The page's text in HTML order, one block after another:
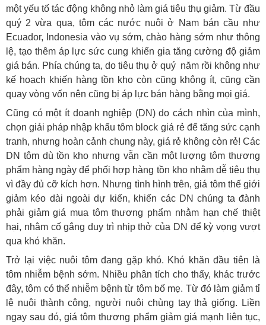
một yếu tố tác động không nhỏ làm giá tiêu thụ giảm. Từ đầu
quý 2 vừa qua, tôm các nước nuôi ở Nam bán cầu như
Ecuador, Indonesia vào vụ sớm, chào hàng sớm như thông
lệ, tạo thêm áp lực sức cung khiến gia tăng cường độ giảm
giá bán. Phía chúng ta, do tiêu thụ ở quý năm rồi không như
kế hoạch khiến hàng tồn kho còn cũng không ít, cũng cần
quay vòng vốn nên cũng bị áp lực bán hàng bằng mọi giá.
Cũng có một ít doanh nghiệp (DN) do cách nhìn của mình,
chọn giải pháp nhập khẩu tôm block giá rẻ để tăng sức cạnh
tranh, nhưng hoàn cảnh chung này, giá rẻ không còn rẻ! Các
DN tôm dù tồn kho nhưng vẫn cần một lượng tôm thương
phẩm hàng ngày để phối hợp hàng tồn kho nhằm dễ tiêu thụ
vì đầy đủ cỡ kích hơn. Nhưng tình hình trên, giá tôm thế giới
giảm kéo dài ngoài dự kiến, khiến các DN chúng ta đành
phải giảm giá mua tôm thương phẩm nhằm hạn chế thiệt
hại, nhằm cố gắng duy trì nhịp thở của DN để kỳ vọng vượt
qua khó khăn.
Trở lại việc nuôi tôm đang gặp khó. Khó khăn đầu tiên là
tôm nhiễm bệnh sớm. Nhiều phân tích cho thấy, khác trước
đây, tôm có thể nhiễm bệnh từ tôm bố mẹ. Từ đó làm giảm tỉ
lệ nuôi thành công, người nuôi chùng tay thả giống. Liền
ngay sau đó, giá tôm thương phẩm giảm giá mạnh liên tục,